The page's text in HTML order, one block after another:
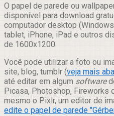
Compartilhar
O papel de parede ou
disponível para download
computador desktop
tablet, iPhone, iPad e outros
de 1600x1200.
Você pode utilizar a foto ou
site, blog, tumblr (veja mais
até editar em algum software
Picasa, Photoshop, Fireworks
mesmo o Pixlr, um editor de
edite o papel de parede